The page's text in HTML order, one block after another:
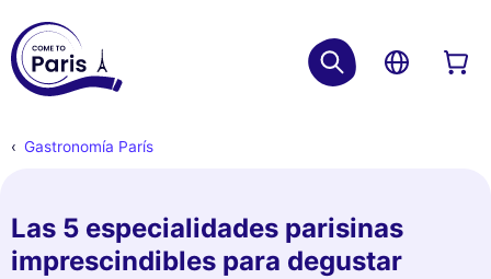
Gastronomía París
Las 5 especialidades parisinas
imprescindibles para degustar